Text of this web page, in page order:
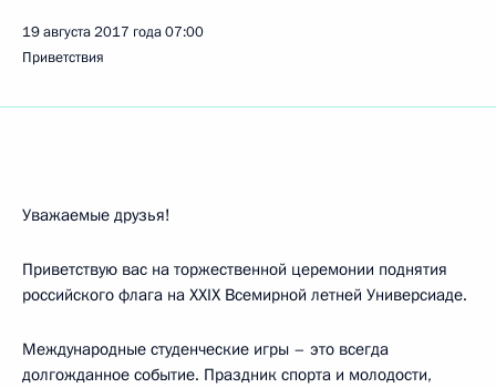
19 августа 2017 года07:00
Приветствия
Уважаемые друзья!
Приветствую вас на торжественной церемонии поднятия
российского флага на XXIX Всемирной летней Универсиаде.
Международные студенческие игры – это всегда
долгожданное событие. Праздник спорта и молодости,